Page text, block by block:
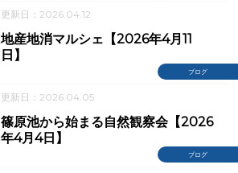
更新日：2026.04.12
ブログ
地産地消マルシェ【2026年4月11
日】
更新日：2026.04.05
ブログ
篠原池から始まる自然観察会【2026
年4月4日】